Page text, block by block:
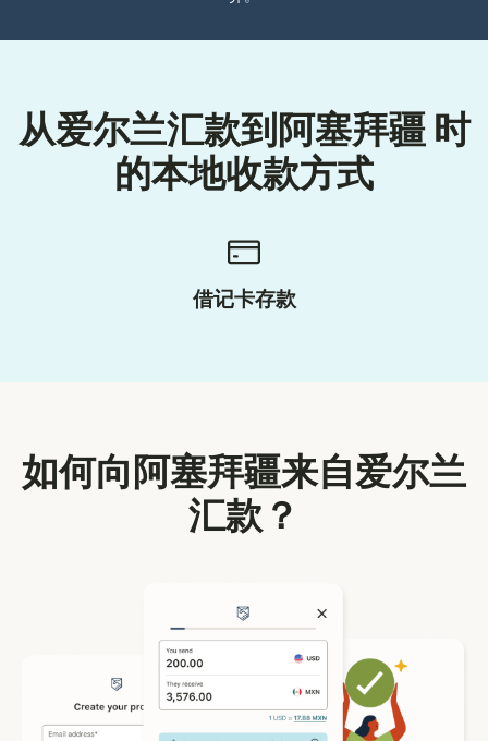
从爱尔兰汇款到阿塞拜疆 时
的本地收款方式
借记卡存款
如何向阿塞拜疆来自爱尔兰
汇款？